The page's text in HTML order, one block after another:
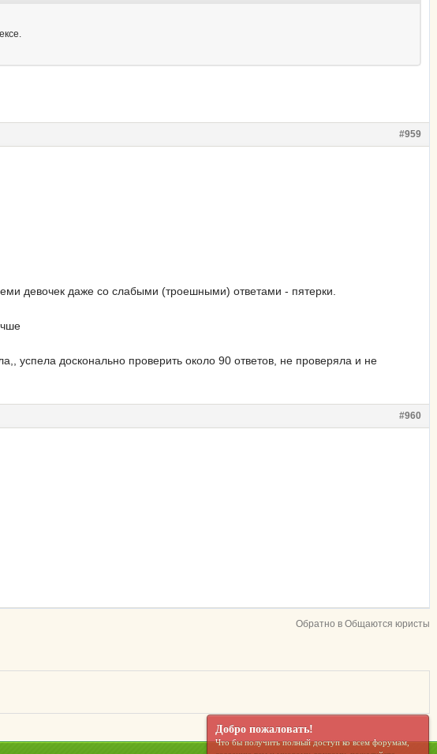
#959
девочек даже со слабыми (троешными) ответами - пятерки.
успела досконально проверить около 90 ответов, не проверяла и не
#960
Обратно в Общаются юристы
Добро пожаловать!
Что бы получить полный доступ ко всем форумам,